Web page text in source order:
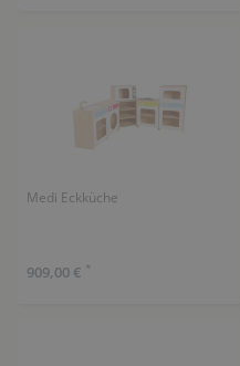
Medi Eckküche
909,00 € *